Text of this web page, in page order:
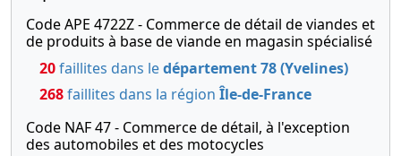
Code APE 4722Z - Commerce de détail de viandes et
de produits à base de viande en magasin spécialisé
20faillites dans ledépartement 78 (Yvelines)
268faillites dans la région Île-de-France
Code NAF 47 - Commerce de détail, à l'exception
des automobiles et des motocycles